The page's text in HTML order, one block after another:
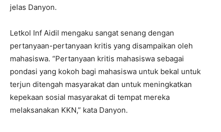
jelas Danyon.
Letkol Inf Aidil mengaku sangat senang dengan
pertanyaan-pertanyaan kritis yang disampaikan oleh
mahasiswa. “Pertanyaan kritis mahasiswa sebagai
pondasi yang kokoh bagi mahasiswa untuk bekal untuk
terjun ditengah masyarakat dan untuk meningkatkan
kepekaan sosial masyarakat di tempat mereka
melaksanakan KKN,” kata Danyon.